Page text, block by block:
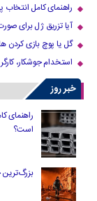
راهنمای کامل
آیا تزریق ژل برای
گل یا پوچ بازی کردن
استخدام جوشکار،
خبر روز
راهنمای
است؟
بزرگ‌ترین